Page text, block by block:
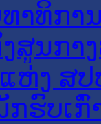
າທິກາ
ສູນກາ
ຫ່ງ ສປ
ຮົບເກົ່